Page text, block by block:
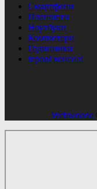
Смартфони
Планшети
Ноутбуки
Компютери
Годинники
Ігрові консолі
Webwoodo